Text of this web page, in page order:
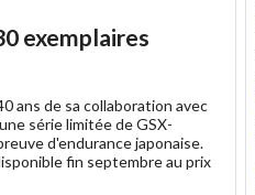
exemplaires
ans de sa collaboration avec
série limitée de GSX-
d'endurance japonaise.
fin septembre au prix